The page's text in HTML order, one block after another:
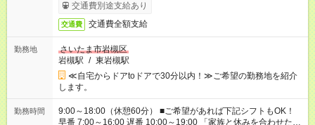
交通費別途支給あり
交通費 交通費全額支給
勤務地
さいたま市岩槻区
岩槻駅 / 東岩槻駅
≪自宅からドアtoドアで30分以内！≫ご希望の勤務地を紹介
します。
勤務時間
9:00～18:00（休憩60分） ■ご希望があれば下記シフトもOK！
早番 7:00～16:00 遅番 10:00～19:00 「家族と休みを合わせた